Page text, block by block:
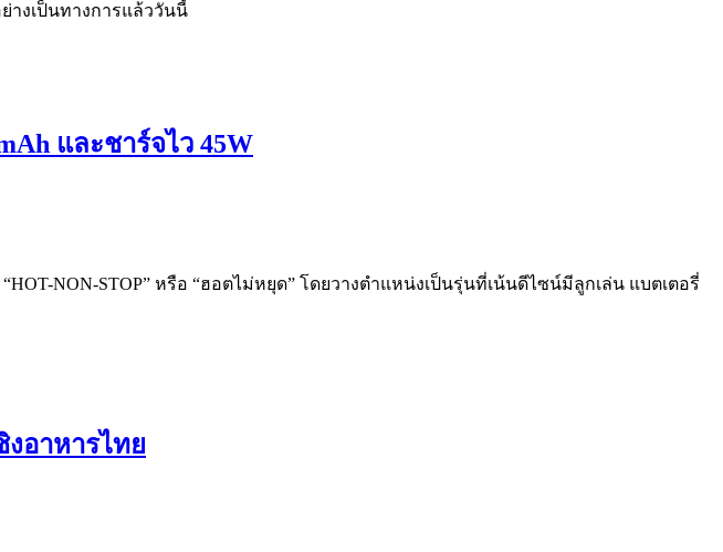
งเป็นทางการแล้ววันนี้
และชาร์จไว 45W
NON-STOP” หรือ “ฮอตไม่หยุด” โดยวางตำแหน่งเป็นรุ่นที่เน้นดีไซน์มีลูกเล่น แบตเตอรี่
อาหารไทย